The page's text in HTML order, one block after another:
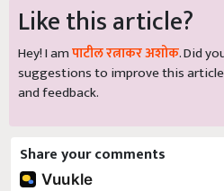
Like this article?
Hey! I amपाटील रत्नाकर अशोक. Did
suggestions to improve this
and feedback.
Share your comments